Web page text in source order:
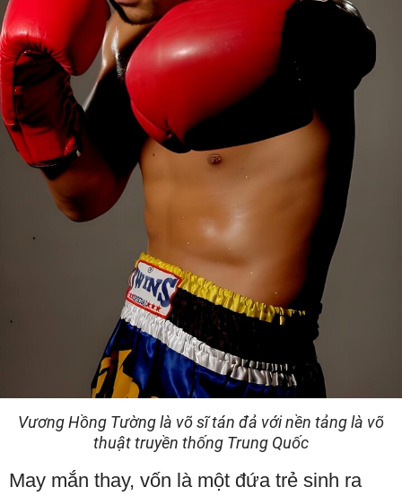
Vương Hồng Tường là võ sĩ tán đả với nền tảng là võ
thuật truyền thống Trung Quốc
May mắn thay, vốn là một đứa trẻ sinh ra